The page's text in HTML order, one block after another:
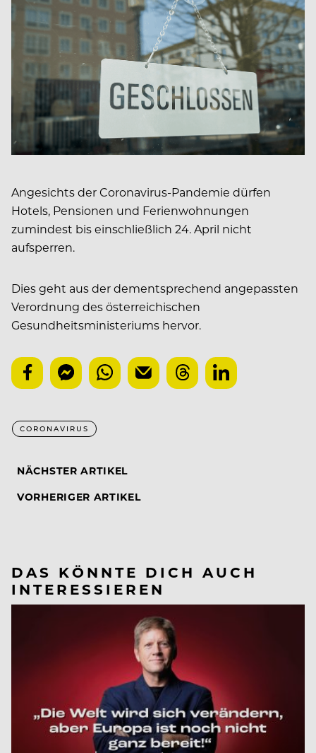
Angesichts der Coronavirus-Pandemie dürfen
Hotels, Pensionen und Ferienwohnungen
zumindest bis einschließlich 24. April nicht
aufsperren.
Dies geht aus der dementsprechend angepassten
Verordnung des österreichischen
Gesundheitsministeriums hervor.
CORONAVIRUS
NÄCHSTER ARTIKEL
VORHERIGER ARTIKEL
DAS KÖNNTE DICH AUCH
INTERESSIEREN